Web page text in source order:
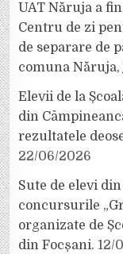
UAT Năruja a
Centru de zi
de separare de
comuna Năruja,
Elevii de la
din
rezultatele
22/06/2026
Sute de elevi
concursurile
organizate de
din Focșani. 12/